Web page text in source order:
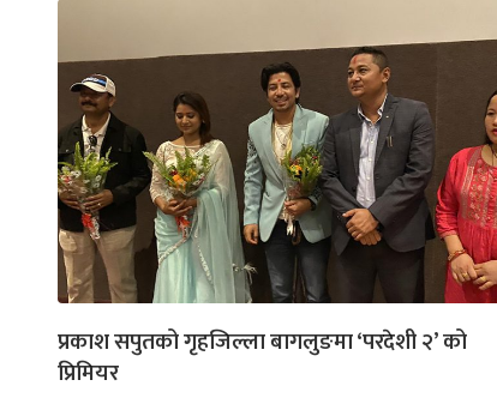
प्रकाश सपुतको गृहजिल्ला बागलुङमा ‘परदेशी २’ को
प्रिमियर